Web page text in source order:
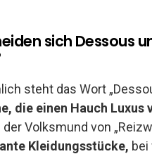
sich Dessous
steht das Wort
die einen Hauch Luxus
Volksmund von
Kleidungsstücke, bei